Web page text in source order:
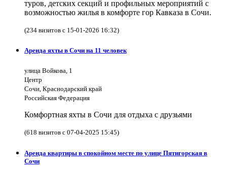
туров, детских секций и профильных мероприятий с
возможностью жилья в комфорте гор Кавказа в Сочи.
(234 визитов с 15-01-2026 16:32)
Аренда яхты в Сочи на 11 человек
улица Войкова, 1
Центр
Сочи, Краснодарский край
Российская Федерация
Комфортная яхты в Сочи для отдыха с друзьями
(618 визитов с 07-04-2025 15:45)
Аренда квартиры в спокойном месте по улице Пятигорская в
Сочи